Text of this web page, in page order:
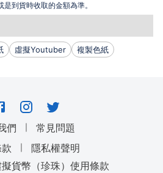
到貨時收取的金額為準。
虛擬Youtuber 複製色紙
們 ｜
常見問題
｜
隱私權聲明
貨幣（珍珠）使用條款